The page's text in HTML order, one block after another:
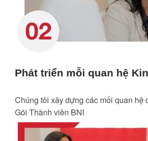
Phát triển mỗi quan hệ
Chúng tôi xây dựng các mối quan hệ
Gói Thành viên BNI